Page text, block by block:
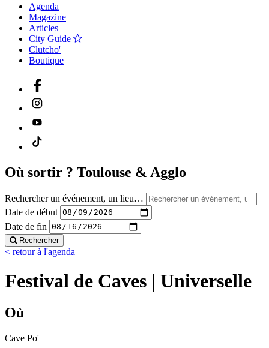
Agenda
Magazine
Articles
City Guide
Clutcho'
Boutique
Où sortir ? Toulouse & Agglo
Rechercher un événement, un lieu…
Date de début
Date de fin
Rechercher
< retour à l'agenda
Festival de Caves | Universelle
Où
Cave Po'